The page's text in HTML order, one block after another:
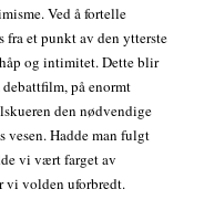
Ved å fortelle
fra et punkt av den ytterste
og intimitet. Dette blir
på enormt
den nødvendige
Hadde man fulgt
vi vært farget av
vi volden uforbredt.